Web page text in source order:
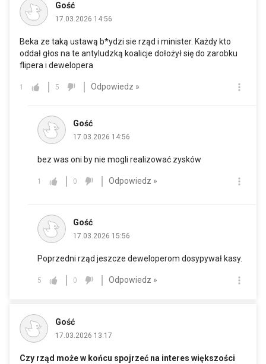
Gość
17.03.2026 14:56
Beka ze taką ustawą b*ydzi sie rząd i minister. Każdy kto
oddał głos na te antyludzką koalicje dołożył się do zarobku
flipera i dewelopera
1 5 Odpowiedz »
Gość
17.03.2026 14:56
bez was oni by nie mogli realizować zysków
1 0 Odpowiedz »
Gość
17.03.2026 15:56
Poprzedni rząd jeszcze deweloperom dosypywał kasy.
5 0 Odpowiedz »
Gość
17.03.2026 13:17
Czy rząd może w końcu spojrzeć na interes większości